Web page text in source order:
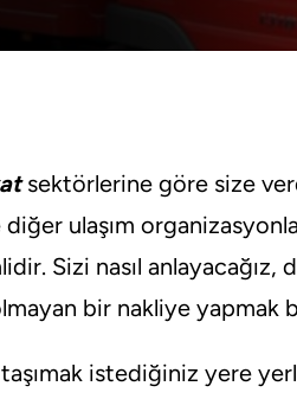
sektörlerine göre size
ulaşım
Sizi nasıl anlayacağız,
bir nakliye yapmak
taşımak istediğiniz yere